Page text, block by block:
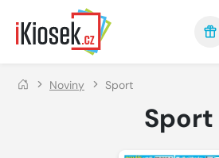
Přejít na hlavní obsah
Noviny Sport
Sport